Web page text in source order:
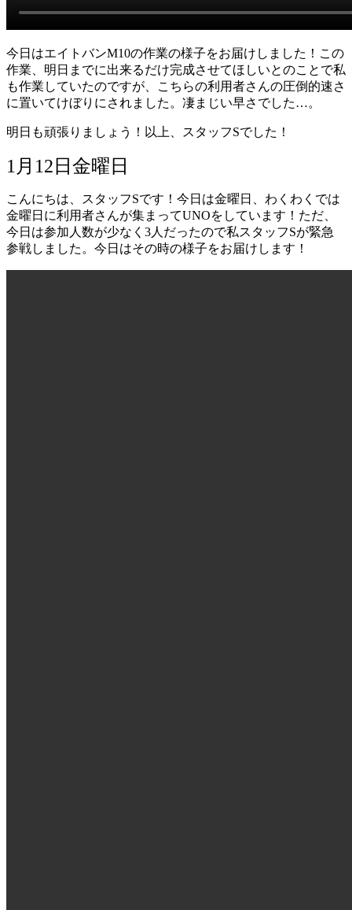
今日はエイトバンM10の作業の様子をお届けしました！この
作業、明日までに出来るだけ完成させてほしいとのことで私
も作業していたのですが、こちらの利用者さんの圧倒的速さ
に置いてけぼりにされました。凄まじい早さでした…。
明日も頑張りましょう！以上、スタッフSでした！
1月12日金曜日
こんにちは、スタッフSです！今日は金曜日、わくわくでは
金曜日に利用者さんが集まってUNOをしています！ただ、
今日は参加人数が少なく3人だったので私スタッフSが緊急
参戦しました。今日はその時の様子をお届けします！